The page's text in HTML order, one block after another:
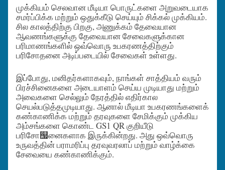
முக்கியம் செலவான மீடியா பொருட்களை அறுவடையாக
சமர்ப்பிக்க மற்றும் ஒதுக்கீடு செய்யும் சிக்கல் முக்கியம்.
சில காலத்திற்கு பிறகு, அணுக்கம் தேவையான
ஆவணங்களுக்கு தேவையான சேவைகளுக்கான
பரிமாணங்களில் ஒவ்வொரு உபகரணத்திற்கும்
பரிசோதனை அடிப்படையில் சேவைகள் உள்ளது.
இப்போது, மனிதர்களாகவும், நாங்கள் சாத்தியம் வரும்
பிரச்சினைகளை அடையாளம் செய்ய முடியாது மற்றும்
அவைகளை செல்லும் நேரத்தில் எதிர்கால
செயல்படுத்தமுடியாது. ஆனால் மீடியா உபகரணங்களைக்
கண்காணிக்க மற்றும் தரவுகளை சேமிக்கும் முக்கிய
அம்சங்களை கொண்ட GS1 QR குறியீடு
பரிசோ஧னைகளாக இருக்கின்றது. அது ஒவ்வொரு
உருவத்தின் பராமரிப்பு தரவுவரலாப் மற்றும் வாழ்க்கை
சேவையை கண்காணிக்கும்.